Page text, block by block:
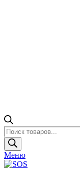
Поиск
товаров
Меню